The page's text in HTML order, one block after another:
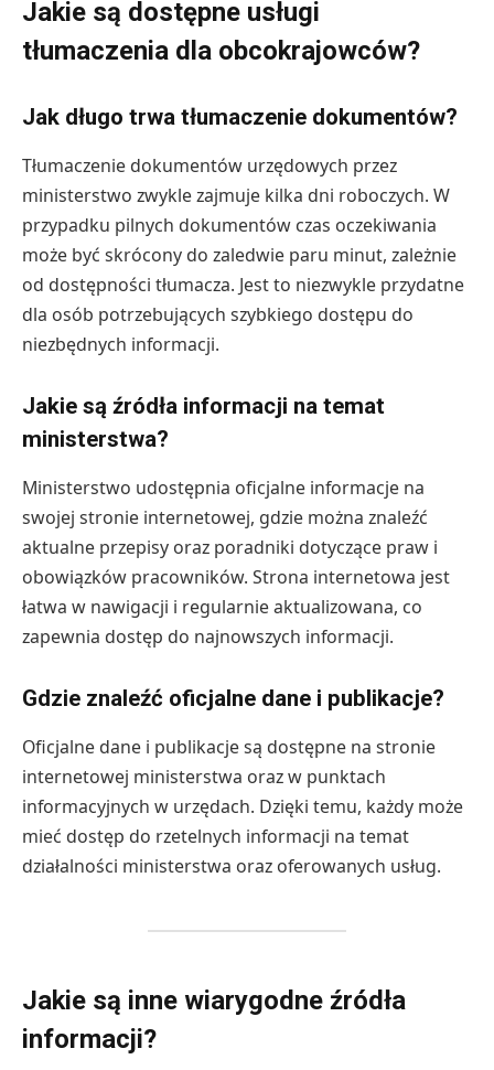
Jakie są dostępne usługi
tłumaczenia dla obcokrajowców?
Jak długo trwa tłumaczenie dokumentów?
Tłumaczenie dokumentów urzędowych przez
ministerstwo zwykle zajmuje kilka dni roboczych. W
przypadku pilnych dokumentów czas oczekiwania
może być skrócony do zaledwie paru minut, zależnie
od dostępności tłumacza. Jest to niezwykle przydatne
dla osób potrzebujących szybkiego dostępu do
niezbędnych informacji.
Jakie są źródła informacji na temat
ministerstwa?
Ministerstwo udostępnia oficjalne informacje na
swojej stronie internetowej, gdzie można znaleźć
aktualne przepisy oraz poradniki dotyczące praw i
obowiązków pracowników. Strona internetowa jest
łatwa w nawigacji i regularnie aktualizowana, co
zapewnia dostęp do najnowszych informacji.
Gdzie znaleźć oficjalne dane i publikacje?
Oficjalne dane i publikacje są dostępne na stronie
internetowej ministerstwa oraz w punktach
informacyjnych w urzędach. Dzięki temu, każdy może
mieć dostęp do rzetelnych informacji na temat
działalności ministerstwa oraz oferowanych usług.
Jakie są inne wiarygodne źródła
informacji?